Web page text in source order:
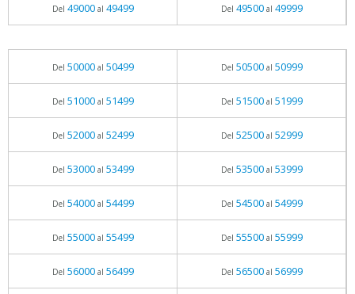
Del 49000al 49499 Del 49500al 49999
Del 50000al 50499 Del 50500al 50999
Del 51000al 51499 Del 51500al 51999
Del 52000al 52499 Del 52500al 52999
Del 53000al 53499 Del 53500al 53999
Del 54000al 54499 Del 54500al 54999
Del 55000al 55499 Del 55500al 55999
Del 56000al 56499 Del 56500al 56999